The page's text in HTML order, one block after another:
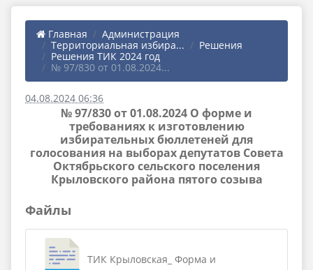
Главная
Администрация
Территориальная избира...
Решения
Решения ТИК 2024 год
№ 97/830 от 01.08.2024...
04.08.2024 06:36
№ 97/830 от 01.08.2024 О форме и
требованиях к изготовлению
избирательных бюллетеней для
голосования на выборах депутатов Совета
Октябрьского сельского поселения
Крыловского района пятого созыва
Файлы
ТИК Крыловская_ Форма и